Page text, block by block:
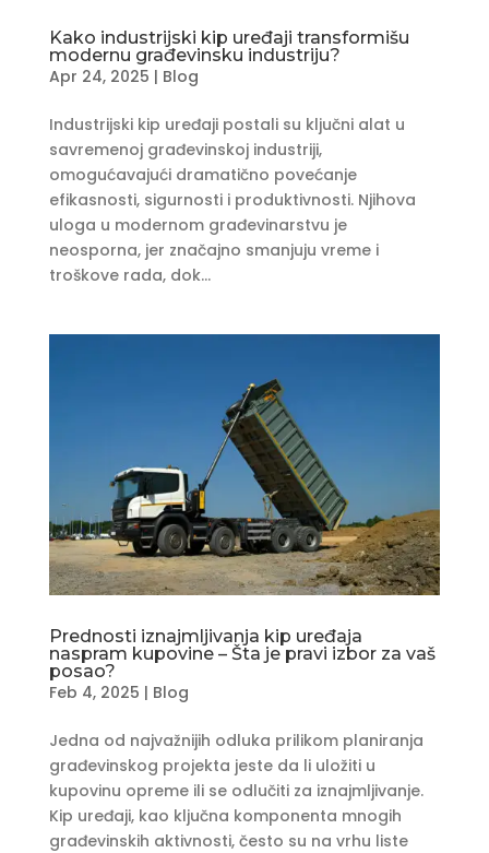
Kako industrijski kip uređaji transformišu
modernu građevinsku industriju?
Apr 24, 2025 | Blog
Industrijski kip uređaji postali su ključni alat u
savremenoj građevinskoj industriji,
omogućavajući dramatično povećanje
efikasnosti, sigurnosti i produktivnosti. Njihova
uloga u modernom građevinarstvu je
neosporna, jer značajno smanjuju vreme i
troškove rada, dok...
Prednosti iznajmljivanja kip uređaja
naspram kupovine – Šta je pravi izbor za vaš
posao?
Feb 4, 2025 | Blog
Jedna od najvažnijih odluka prilikom planiranja
građevinskog projekta jeste da li uložiti u
kupovinu opreme ili se odlučiti za iznajmljivanje.
Kip uređaji, kao ključna komponenta mnogih
građevinskih aktivnosti, često su na vrhu liste